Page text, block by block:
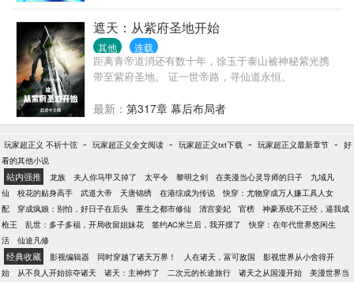
等，穿越世界顺序不固定。
遮天：从紫府圣地开始
其他 连载
距离青帝道消还有数十年，徐玉于泰山被神秘紫光携
带至紫府圣地。 证一世帝路，寻仙道永恒。
最新： 第317章 幕后布局者
玩家超正义 不祈十弦 - 玩家超正义全文阅读 - 玩家超正义txt下载 - 玩家超正义最新章节 - 好
看的其他小说
站内强推 龙族 夫人你马甲又掉了 太平令 黎明之剑 在美漫当心灵导师的日子
九域凡
仙
校花的贴身高手 武道大帝 天唐锦绣 在港综成为传说
快穿：尤物穿成万人嫌工具人女
配
穿成疯娘：别怕，好日子在后头 重生之都市修仙 清宫妾妃 官榜
神豪系统不正经，逼我成
枪王
乱世：多子多福，开局收留姐妹花 签约AC米兰后，我开摆了
快穿：在年代世界悠闲生
活
仙途凡修
经典收藏 影视编辑器 同时穿越了诸天万界！ 人在诸天，富可敌国
影视世界从小舍得开
始
从不良人开始掠夺诸天 诸天：主神炸了 二次元的长途旅行 诸天之从国漫开始
美漫世界当